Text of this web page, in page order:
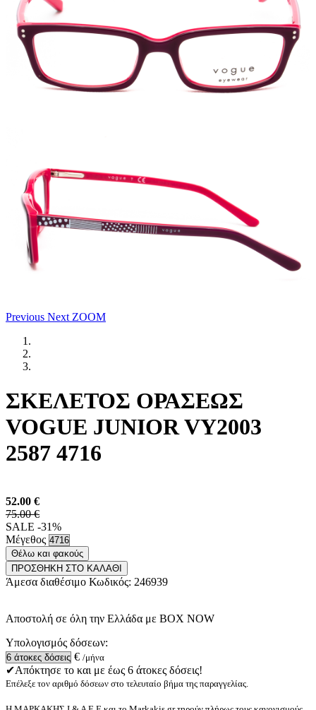
Previous Next ZOOM
ΣΚΕΛΕΤΟΣ ΟΡΑΣΕΩΣ
VOGUE JUNIOR VY2003
2587 4716
52.00 €
75.00 €
SALE -31%
Μέγεθος
Θέλω και φακούς
ΠΡΟΣΘΗΚΗ ΣΤΟ ΚΑΛΑΘΙ
Άμεσα διαθέσιμο Κωδικός: 246939
Αποστολή σε όλη την Ελλάδα με BOX NOW
Υπολογισμός δόσεων:
€ /μήνα
✔Απόκτησε το και με έως 6 άτοκες δόσεις!
Επέλεξε τον αριθμό δόσεων στο τελευταίο βήμα της παραγγελίας.